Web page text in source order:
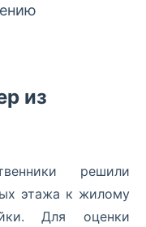
из
решили
этажа к жилому
Для оценки